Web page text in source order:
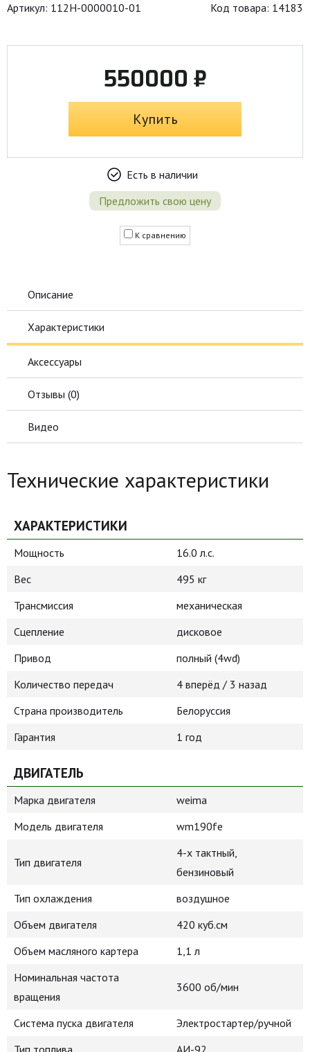
Артикул: 112H-0000010-01 Код товара: 14183
550000 ₽
Купить
Есть в наличии
Предложить свою цену
К сравнению
Описание
Характеристики
Аксессуары
Отзывы (0)
Видео
Технические характеристики
ХАРАКТЕРИСТИКИ
Мощность
16.0 л.с.
Вес
495 кг
Трансмиссия
механическая
Сцепление
дисковое
Привод
полный (4wd)
Количество передач
4 вперёд / 3 назад
Страна производитель
Белоруссия
Гарантия
1 год
ДВИГАТЕЛЬ
Марка двигателя
weima
Модель двигателя
wm190fe
Тип двигателя
4-х тактный,
бензиновый
Тип охлаждения
воздушное
Объем двигателя
420 куб.см
Объем масляного картера
1,1 л
Номинальная частота
вращения
3600 об/мин
Система пуска двигателя
Электростартер/ручной
Тип топлива
АИ-92